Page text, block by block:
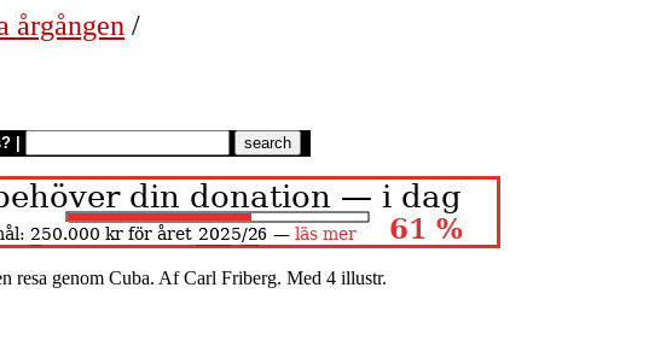
årgången /
resa genom Cuba. Af Carl Friberg. Med 4 illustr.